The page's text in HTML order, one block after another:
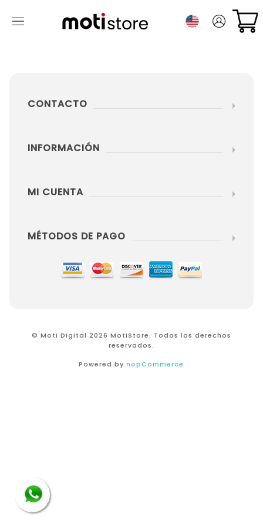
CONTACTO
INFORMACIÓN
MI CUENTA
MÉTODOS DE PAGO
© Moti Digital 2026 MotiStore. Todos los derechos
reservados.
Powered bynopCommerce